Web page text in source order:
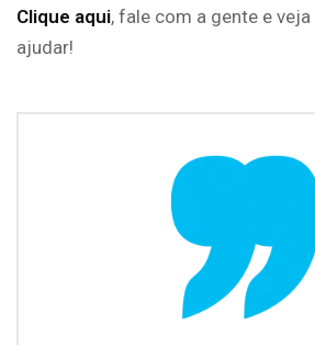
Clique aqui, fale com a gente e
ajudar!